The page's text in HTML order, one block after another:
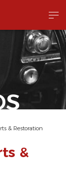
& Restoration
&